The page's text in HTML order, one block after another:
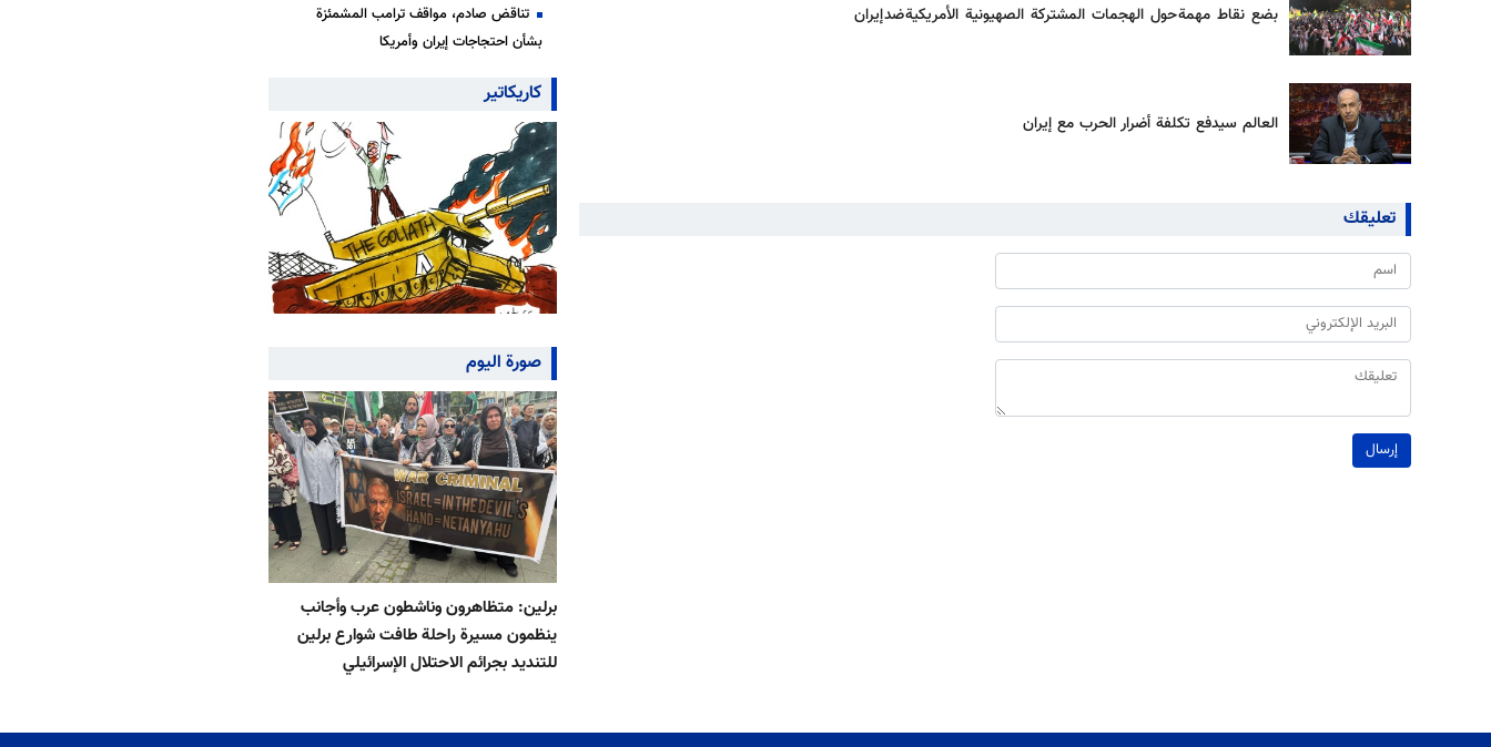
بضع نقاط مهمة حول الهجمات المشتركة الصهيونية الأمريكية ضد إيران
العالم سيدفع تكلفة أضرار الحرب مع إيران
تعليقك
إرسال
تناقض صادم، مواقف ترامب المشمئزة
بشأن احتجاجات إيران وأمريكا
كاريكاتير
صورة اليوم
برلين: متظاهرون وناشطون عرب وأجانب
ينظمون مسيرة راحلة طافت شوارع برلين
للتنديد بجرائم الاحتلال الإسرائيلي